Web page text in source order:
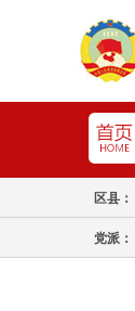
区县：
党派：